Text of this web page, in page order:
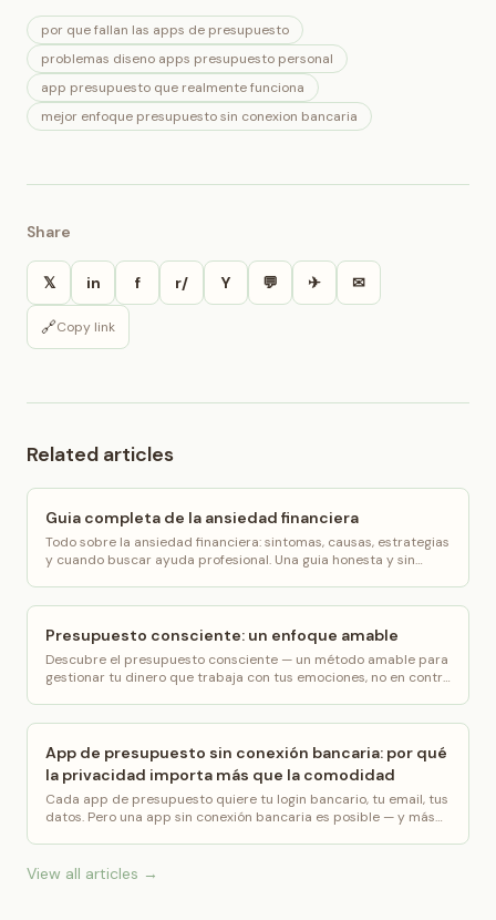
por que fallan las apps de presupuesto
problemas diseno apps presupuesto personal
app presupuesto que realmente funciona
mejor enfoque presupuesto sin conexion bancaria
Share
𝕏 in f r/ Y 💬 ✈ ✉
🔗Copy link
Related articles
Guia completa de la ansiedad financiera
Todo sobre la ansiedad financiera: sintomas, causas, estrategias
y cuando buscar ayuda profesional. Una guia honesta y sin
Presupuesto consciente: un enfoque amable
Descubre el presupuesto consciente — un método amable para
gestionar tu dinero que trabaja con tus emociones, no en contra
App de presupuesto sin conexión bancaria: por qué
la privacidad importa más que la comodidad
Cada app de presupuesto quiere tu login bancario, tu email, tus
datos. Pero una app sin conexión bancaria es posible — y más
View all articles →